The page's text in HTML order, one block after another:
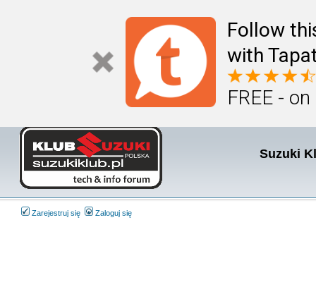
Follow
with
FREE -
Suzuki
Zarejestruj się Zaloguj się